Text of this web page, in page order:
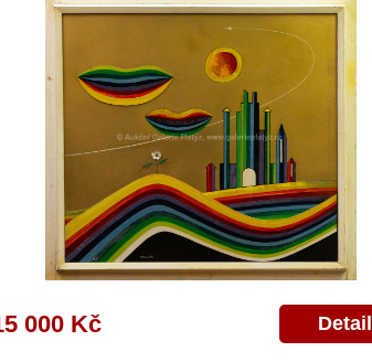
000 Kč Detail